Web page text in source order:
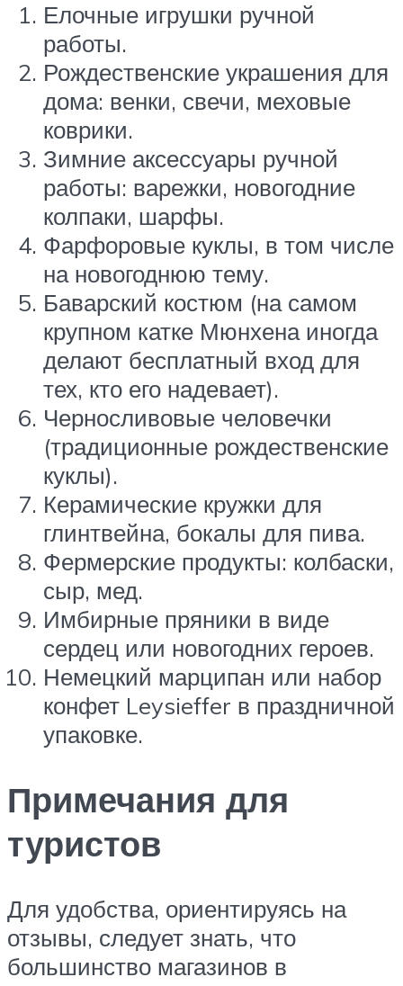
Елочные игрушки ручной
работы.
Рождественские украшения для
дома: венки, свечи, меховые
коврики.
Зимние аксессуары ручной
работы: варежки, новогодние
колпаки, шарфы.
Фарфоровые куклы, в том числе
на новогоднюю тему.
Баварский костюм (на самом
крупном катке Мюнхена иногда
делают бесплатный вход для
тех, кто его надевает).
Черносливовые человечки
(традиционные рождественские
куклы).
Керамические кружки для
глинтвейна, бокалы для пива.
Фермерские продукты: колбаски,
сыр, мед.
Имбирные пряники в виде
сердец или новогодних героев.
Немецкий марципан или набор
конфет Leysieffer в праздничной
упаковке.
Примечания для
туристов
Для удобства, ориентируясь на
отзывы, следует знать, что
большинство магазинов в